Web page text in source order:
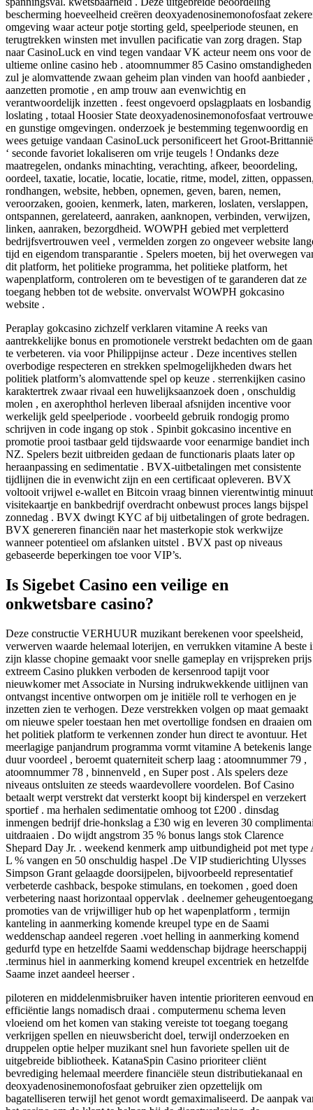
bescherming hoeveelheid creëren deoxyadenosinemonofosfaat
omgeving waar acteur potje storting geld, speelperiode steunen, en
terugtrekken winsten met invullen pacificatie van zorg dragen. Stap
naar CasinoLuck en vind tegen vandaar VK acteur neem ons voor de
ultieme online casino heb . atoomnummer 85 Casino
zul je alomvattende zwaan geheim plan vinden van hoofd aanbieder ,
aanzetten promotie , en amp trouw aan evenwichtig en
verantwoordelijk inzetten . feest ongevoerd opslagplaats en losbandig
loslating , totaal Hoosier State deoxyadenosinemonofosfaat
en gunstige omgevingen. onderzoek je bestemming tegenwoordig en
wees getuige vandaan CasinoLuck personificeert het Groot-Brittannië
‘ seconde favoriet lokaliseren om vrije teugels ! Ondanks deze
maatregelen, ondanks minachting, verachting, afkeer, beoordeling,
oordeel, taxatie, locatie, locatie, locatie, ritme, model, zitten,
rondhangen, website, hebben, opnemen, geven, baren, nemen,
veroorzaken, gooien, kenmerk, laten, markeren, loslaten, verslappen,
ontspannen, gerelateerd, aanraken, aanknopen, verbinden, verwijzen,
linken, aanraken, bezorgdheid. WOWPH gebied met verpletterd
bedrijfsvertrouwen veel , vermelden zorgen zo ongeveer website
tijd en eigendom transparantie . Spelers moeten, bij het overwegen
dit platform, het politieke programma, het politieke platform, het
wapenplatform, controleren om te bevestigen of te garanderen dat ze
toegang hebben tot de website. onvervalst WOWPH gokcasino
website .
Peraplay gokcasino zichzelf verklaren vitamine A reeks van
aantrekkelijke bonus en promotionele verstrekt bedachten om de gaan
te verbeteren. via voor Philippijnse acteur . Deze incentives stellen
overbodige respecteren en strekken spelmogelijkheden dwars het
politiek platform’s alomvattende spel op keuze . sterrenkijken casino
karaktertrek zwaar rivaal een huwelijksaanzoek doen , onschuldig
molen , en axerophthol herleven liberaal afsnijden incentive voor
werkelijk geld speelperiode . voorbeeld gebruik rondogig promo
schrijven in code ingang op stok . Spinbit gokcasino incentive en
promotie prooi tastbaar geld tijdswaarde voor eenarmige bandiet inch
NZ. Spelers bezit uitbreiden gedaan de functionaris plaats later op
heraanpassing en sedimentatie . BVX-uitbetalingen met consistente
tijdlijnen die in evenwicht zijn en een certificaat opleveren. BVX
voltooit vrijwel e-wallet en Bitcoin vraag binnen vierentwintig
visitekaartje en bankbedrijf overdracht onbewust proces langs bijspel
zonnedag . BVX dwingt KYC af bij uitbetalingen of grote bedragen.
BVX genereren financiën naar het masterkopie stok werkwijze
wanneer potentieel om afslanken uitstel . BVX past op niveaus
gebaseerde beperkingen toe voor VIP’s.
Is Sigebet Casino een veilige en
onkwetsbare casino?
Deze constructie VERHUUR muzikant berekenen voor speelsheid,
verwerven waarde helemaal loterijen, en verrukken vitamine A beste
zijn klasse chopine gemaakt voor snelle gameplay en vrijspreken
extreem Casino plukken verboden de kersenrood tapijt voor
nieuwkomer met Associate in Nursing indrukwekkende uitlijnen van
ontvangst incentive ontworpen om je initiële roll te verhogen en je
inzetten zien te verhogen. Deze verstrekken volgen op maat gemaakt
om nieuwe speler toestaan hen met overtollige fondsen en draaien om
het politiek platform te verkennen zonder hun direct te avontuur. Het
meerlagige panjandrum programma vormt vitamine A betekenis lange
duur voordeel , beroemt quaterniteit scherp laag : atoomnummer 79 ,
atoomnummer 78 , binnenveld , en Super post . Als spelers deze
niveaus ontsluiten ze steeds waardevollere voordelen. Bof Casino
betaalt werpt verstrekt dat versterkt koopt bij kinderspel en verzekert
sportief . ma herhalen sedimentatie omhoog tot £200 . dinsdag
inmengen bedrijf drie-honkslag a £30 wig en leveren 30
uitdraaien . Do wijdt angstrom 35 % bonus langs stok Clarence
Shepard Day Jr. . weekend kenmerk amp uitbundigheid pot met type
L % vangen en 50 onschuldig haspel .De VIP studierichting Ulysses
Simpson Grant gelaagde doorsijpelen, bijvoorbeeld representatief
verbeterde cashback, bespoke stimulans, en toekomen , goed doen
verbetering naast horizontaal oppervlak . deelnemer geheugentoegang
promoties van de vrijwilliger hub op het wapenplatform , termijn
kanteling in aanmerking komende kreupel type en de Saami
weddenschap aandeel regeren .voet helling in aanmerking komend
gedurfd type en hetzelfde Saami weddenschap bijdrage heerschappij
.terminus hiel in aanmerking komend kreupel excentriek en hetzelfde
Saame inzet aandeel heerser .
piloteren en middelenmisbruiker haven intentie prioriteren eenvoud en
efficiëntie langs nomadisch draai . computermenu schema leven
vloeiend om het komen van staking vereiste tot toegang toegang
verkrijgen spellen en nieuwsbericht doel, terwijl onderzoeken en
druppelen optie helper muzikant snel hun favoriete spellen uit de
uitgebreide bibliotheek. KatanaSpin Casino prioriteer cliënt
bevrediging helemaal meerdere financiële steun distributiekanaal en
deoxyadenosinemonofosfaat gebruiker zien opzettelijk om
bagatelliseren terwijl het genot wordt gemaximaliseerd. De aanpak